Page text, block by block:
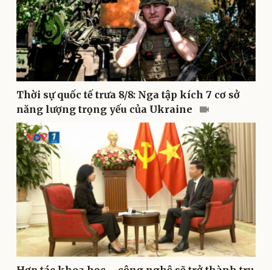
Pháp luật
Vụ án
Tin nóng
Tư vấn luật
Quân sự - Quốc phòng
Vũ khí
Việt Nam
Phân tích
Thời sự quốc tế trưa 8/8: Nga tập kích 7 cơ sở
năng lượng trọng yếu của Ukraine